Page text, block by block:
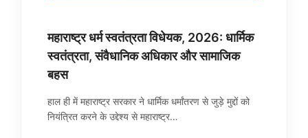
महाराष्ट्र धर्म स्वतंत्रता विधेयक, 2026: धार्मिक
स्वतंत्रता, संवैधानिक अधिकार और सामाजिक
बहस
हाल ही में महाराष्ट्र सरकार ने धार्मिक धर्मांतरण से जुड़े मुद्दों को
नियंत्रित करने के उद्देश्य से महाराष्ट्र…